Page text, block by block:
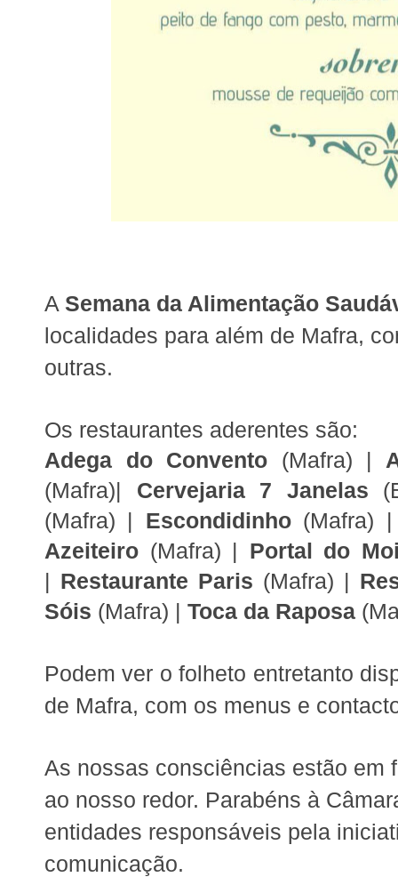
A Semana da Alimentação
localidades para além de Mafra,
outras.
Os restaurantes aderentes são:
Adega do Convento (Mafra) |
(Mafra)|
Cervejaria 7 Janelas
(Mafra) |
Escondidinho (Mafra) |
Azeiteiro (Mafra) |
Portal do
Restaurante Paris (Mafra) |
Sóis (Mafra) | Toca da Raposa
Podem ver o folheto entretanto
de Mafra, com os menus e
As nossas consciências estão em
ao nosso redor. Parabéns à
entidades responsáveis pela
comunicação.